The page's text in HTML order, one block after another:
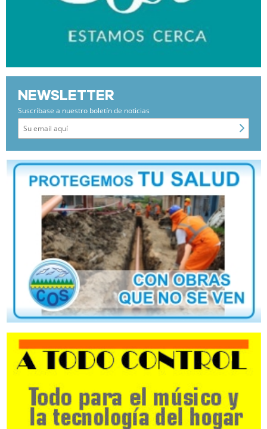
NEWSLETTER
Suscríbase a nuestro boletín de noticias